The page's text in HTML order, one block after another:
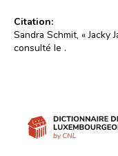
Citation:
Sandra Schmit, « Jacky
consulté le .